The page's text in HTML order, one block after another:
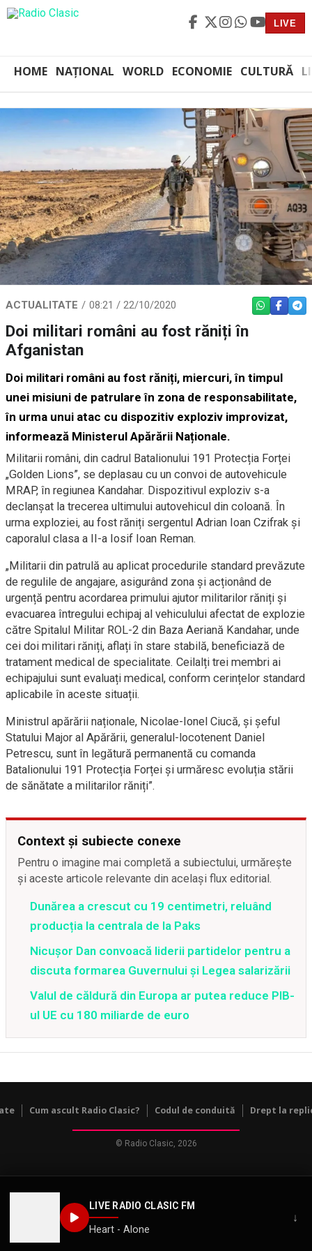
LIVE
HOME NAȚIONAL WORLD ECONOMIE CULTURĂ
LIVE RADIO CLASIC FM
Heart - Alone
↓
ACTUALITATE 08:21 / 22/10/2020 WHATSAPP
Doi militari români au fost răniți în
Afganistan
Doi militari români au fost răniți, miercuri, în timpul
unei misiuni de patrulare în zona de responsabilitate,
în urma unui atac cu dispozitiv exploziv improvizat,
informează Ministerul Apărării Naționale.
Militarii români, din cadrul Batalionului 191 Protecția Forței
„Golden Lions”, se deplasau cu un convoi de autovehicule
MRAP, în regiunea Kandahar. Dispozitivul exploziv s-a
declanșat la trecerea ultimului autovehicul din coloană. În
urma exploziei, au fost răniți sergentul Adrian Ioan Czifrak și
caporalul clasa a II-a Iosif Ioan Reman.
„Militarii din patrulă au aplicat procedurile standard prevăzute
de regulile de angajare, asigurând zona și acționând de
urgență pentru acordarea primului ajutor militarilor răniți și
evacuarea întregului echipaj al vehiculului afectat de explozie
către Spitalul Militar ROL-2 din Baza Aeriană Kandahar, unde
cei doi militari răniți, aflați în stare stabilă, beneficiază de
tratament medical de specialitate. Ceilalți trei membri ai
echipajului sunt evaluați medical, conform cerințelor standard
aplicabile în aceste situații.
Ministrul apărării naționale, Nicolae-Ionel Ciucă, și șeful
Statului Major al Apărării, generalul-locotenent Daniel
Petrescu, sunt în legătură permanentă cu comanda
Batalionului 191 Protecția Forței și urmăresc evoluția stării
de sănătate a militarilor răniți”.
Context și subiecte conexe
Pentru o imagine mai completă a subiectului, urmărește
și aceste articole relevante din același flux editorial.
Dunărea a crescut cu 19 centimetri, reluând
producția la centrala de la Paks
Nicușor Dan convoacă liderii partidelor pentru a
discuta formarea Guvernului și Legea salarizării
Valul de căldură din Europa ar putea reduce PIB-
ul UE cu 180 miliarde de euro
Cum ascult Radio Clasic? Codul de conduită Drept la
© Radio Clasic, 2026